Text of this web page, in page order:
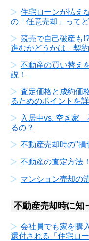
住宅ローンが払え
の「任意売却」って
競売で自己破産も
進むかどうかは、契
不動産の買い替え
説！
査定価格と成約価
るためのポイントを
入居中vs. 空き家
るの？
不動産売却時の"損
不動産の査定方法
マンション売却の
不動産売却時に知
会社員でも家を購
還付される「住宅ロ